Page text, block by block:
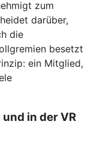
zum
darüber,
die
besetzt
ein Mitglied,
in der VR